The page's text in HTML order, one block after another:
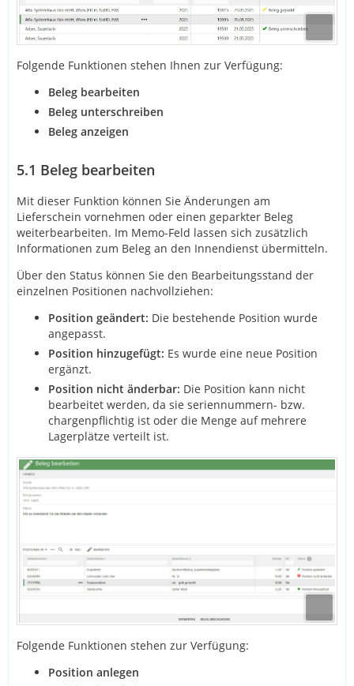
Folgende Funktionen stehen Ihnen zur Verfügung:
Beleg bearbeiten
Beleg unterschreiben
Beleg anzeigen
5.1 Beleg bearbeiten
Mit dieser Funktion können Sie Änderungen am
Lieferschein vornehmen oder einen geparkter Beleg
weiterbearbeiten. Im Memo-Feld lassen sich zusätzlich
Informationen zum Beleg an den Innendienst übermitteln.
Über den Status können Sie den Bearbeitungsstand der
einzelnen Positionen nachvollziehen:
Position geändert: Die bestehende Position wurde
angepasst.
Position hinzugefügt: Es wurde eine neue Position
ergänzt.
Position nicht änderbar: Die Position kann nicht
bearbeitet werden, da sie seriennummern- bzw.
chargenpflichtig ist oder die Menge auf mehrere
Lagerplätze verteilt ist.
Folgende Funktionen stehen zur Verfügung:
Position anlegen